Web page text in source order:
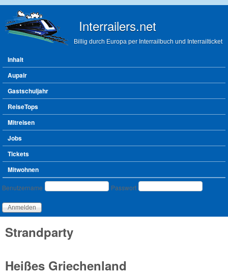
Interrailers.net
Billig durch Europa per Interrailbuch und Interrailticket
Hauptmenü
Inhalt
Aupair
Gastschuljahr
ReiseTops
Mitreisen
Jobs
Tickets
Mitwohnen
Benutzeranmeldung
Benutzername Passwort
Strandparty
Heißes Griechenland